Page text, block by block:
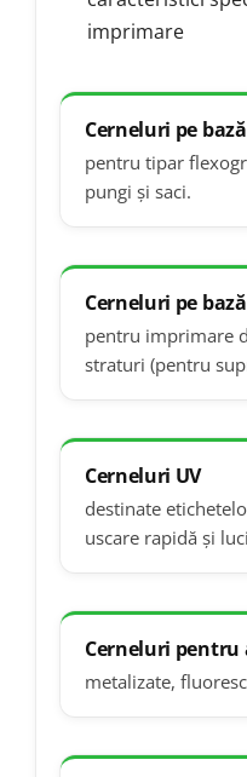
imprimare
Cerneluri pe
pentru tipar
pungi și saci.
Cerneluri pe
pentru imprimare
straturi (pentru
Cerneluri UV
destinate
uscare rapidă și
Cerneluri pentru
metalizate,